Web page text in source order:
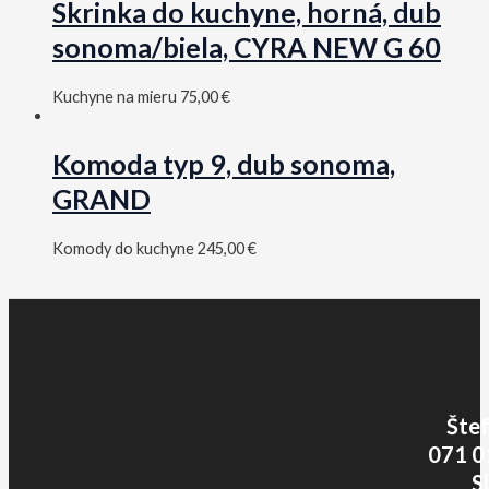
Skrinka do kuchyne, horná, dub
sonoma/biela, CYRA NEW G 60
Kuchyne na mieru 75,00€
Komoda typ 9, dub sonoma,
GRAND
Komody do kuchyne245,00€
071